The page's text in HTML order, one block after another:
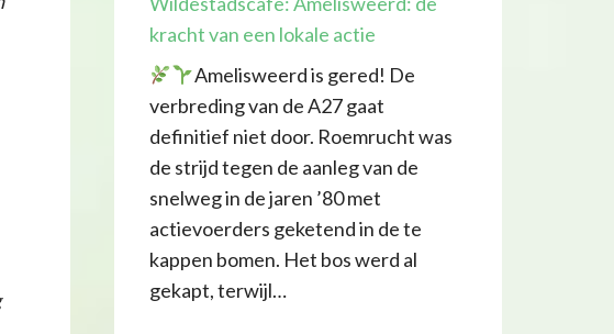
kracht van een lokale actie
Amelisweerd is gered! De
verbreding van de A27 gaat
definitief niet door. Roemrucht was
de strijd tegen de aanleg van de
snelweg in de jaren ’80 met
actievoerders geketend in de te
kappen bomen. Het bos werd al
gekapt, terwijl…